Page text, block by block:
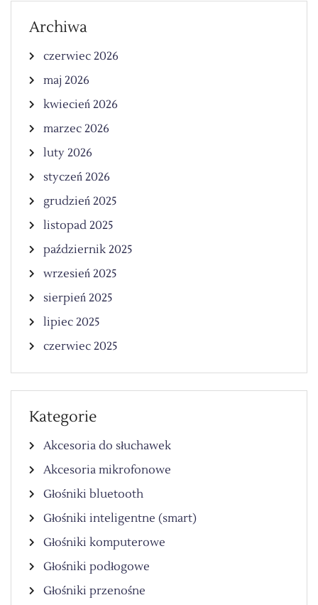
Archiwa
czerwiec 2026
maj 2026
kwiecień 2026
marzec 2026
luty 2026
styczeń 2026
grudzień 2025
listopad 2025
październik 2025
wrzesień 2025
sierpień 2025
lipiec 2025
czerwiec 2025
Kategorie
Akcesoria do słuchawek
Akcesoria mikrofonowe
Głośniki bluetooth
Głośniki inteligentne (smart)
Głośniki komputerowe
Głośniki podłogowe
Głośniki przenośne